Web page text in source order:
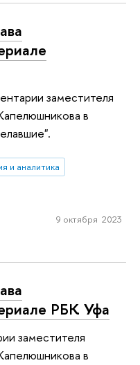
заместителя
в
и аналитика
9 октября 2023
РБК Уфа
заместителя
в